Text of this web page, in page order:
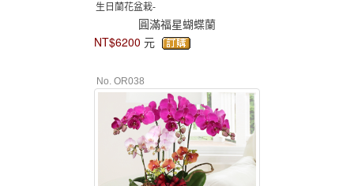
生日蘭花盆栽-
圓滿福星蝴蝶蘭
NT$6200 元
No. OR038